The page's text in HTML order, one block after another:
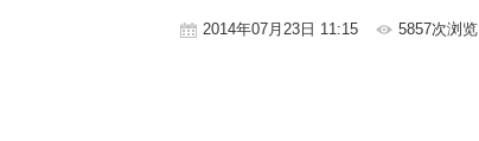
2014年07月23日 11:15 5857次浏览